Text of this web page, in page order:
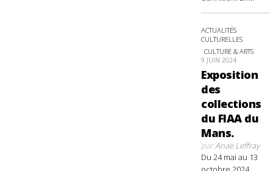
ACTUALITÉS
CULTURELLES
CULTURE & ARTS
9 JUIN 2024
Exposition
des
collections
du FIAA du
Mans.
parAnaë Leffray
Du 24 mai au 13